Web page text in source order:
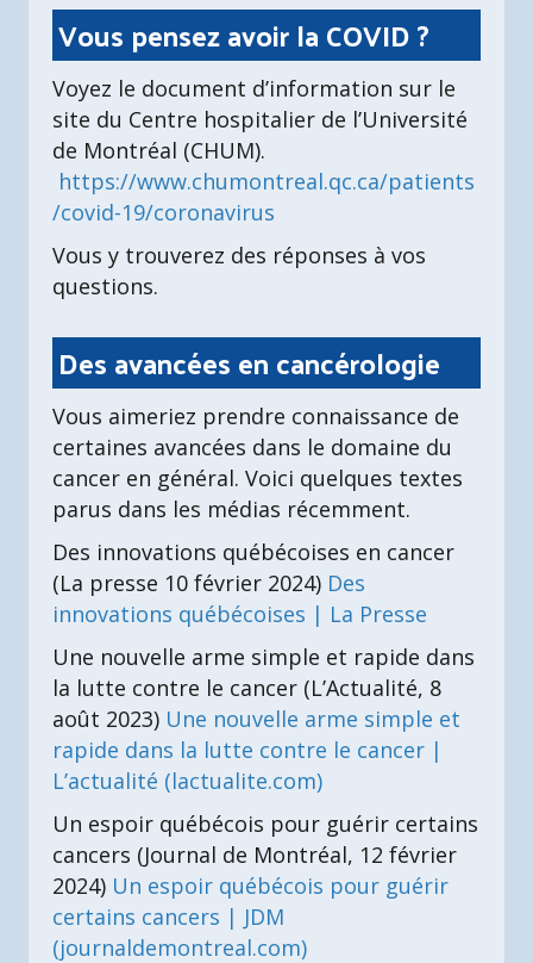
Vous pensez avoir la COVID ?
Voyez le document d’information sur le
site du Centre hospitalier de l’Université
de Montréal (CHUM).
https://www.chumontreal.qc.ca/patients
/covid-19/coronavirus
Vous y trouverez des réponses à vos
questions.
Des avancées en cancérologie
Vous aimeriez prendre connaissance de
certaines avancées dans le domaine du
cancer en général. Voici quelques textes
parus dans les médias récemment.
Des innovations québécoises en cancer
(La presse 10 février 2024) Des
innovations québécoises | La Presse
Une nouvelle arme simple et rapide dans
la lutte contre le cancer (L’Actualité, 8
août 2023) Une nouvelle arme simple et
rapide dans la lutte contre le cancer |
L’actualité (lactualite.com)
Un espoir québécois pour guérir certains
cancers (Journal de Montréal, 12 février
2024) Un espoir québécois pour guérir
certains cancers | JDM
(journaldemontreal.com)